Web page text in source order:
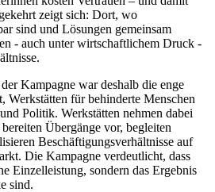
zeigt sich: Dort, wo
sind und Lösungen gemeinsam
- auch unter wirtschaftlichem Druck -
Kampagne war deshalb die enge
Werkstätten für behinderte Menschen
Politik. Werkstätten nehmen dabei
Übergänge vor, begleiten
Beschäftigungsverhältnisse auf
Die Kampagne verdeutlicht, dass
Einzelleistung, sondern das Ergebnis
sind.